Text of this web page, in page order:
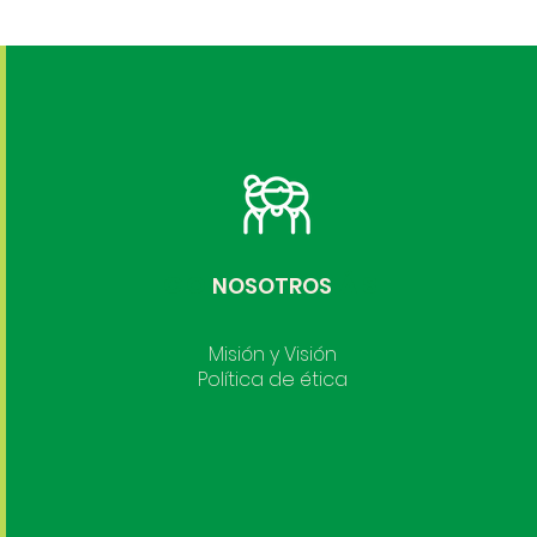
CONOCE MÁS
NOSOTROS
Misión y Visión
Política de ética